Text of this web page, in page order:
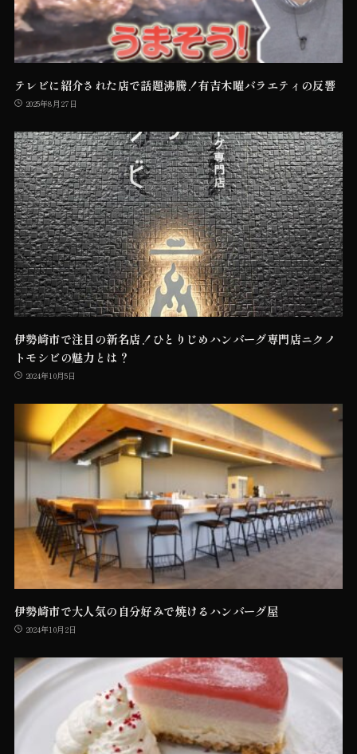
テレビに紹介された店で話題沸騰！有吉木曜バラエティの反響
2025年8月27日
伊勢崎市で注目の新名店！ひとりじめハンバーグ専門店ニクノ
トモシビの魅力とは？
2024年10月5日
伊勢崎市で大人気の自分好みで焼けるハンバーグ屋
2024年10月2日